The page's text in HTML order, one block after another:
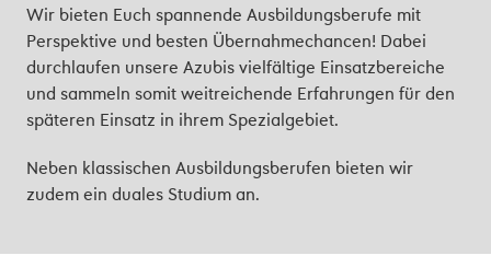
Wir bieten Euch spannende Ausbildungsberufe mit
Perspektive und besten Übernahmechancen! Dabei
durchlaufen unsere Azubis vielfältige Einsatzbereiche
und sammeln somit weitreichende Erfahrungen für den
späteren Einsatz in ihrem Spezialgebiet.
Neben klassischen Ausbildungsberufen bieten wir
zudem ein duales Studium an.